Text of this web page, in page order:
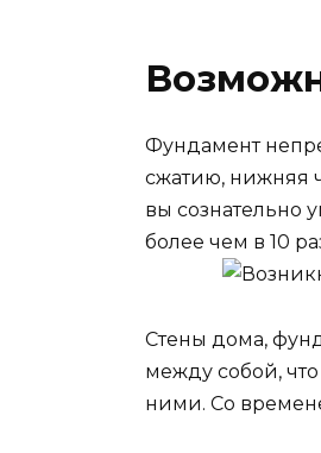
Фундамент
сжатию, нижняя
вы сознательно
более чем в 10
Стены дома,
между собой,
ними. Со